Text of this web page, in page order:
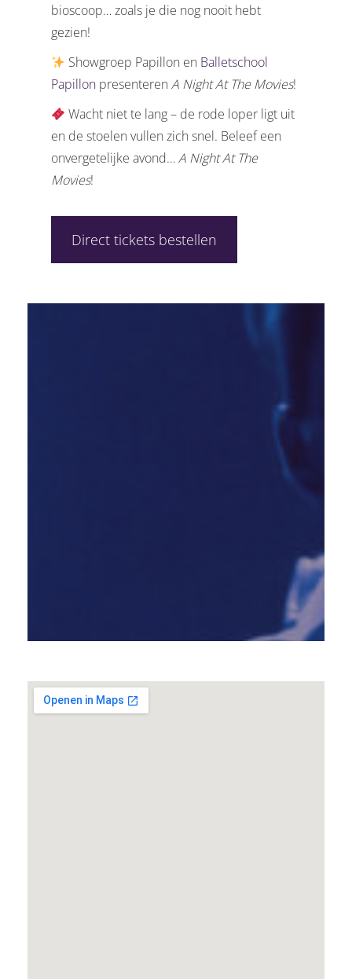
bioscoop… zoals je die nog nooit hebt
gezien!
Showgroep Papillon en Balletschool
Papillon presenterenA Night At The Movies!
Wacht niet te lang – de rode loper ligt uit
en de stoelen vullen zich snel. Beleef een
onvergetelijke avond…A Night At The
Movies!
Direct tickets bestellen